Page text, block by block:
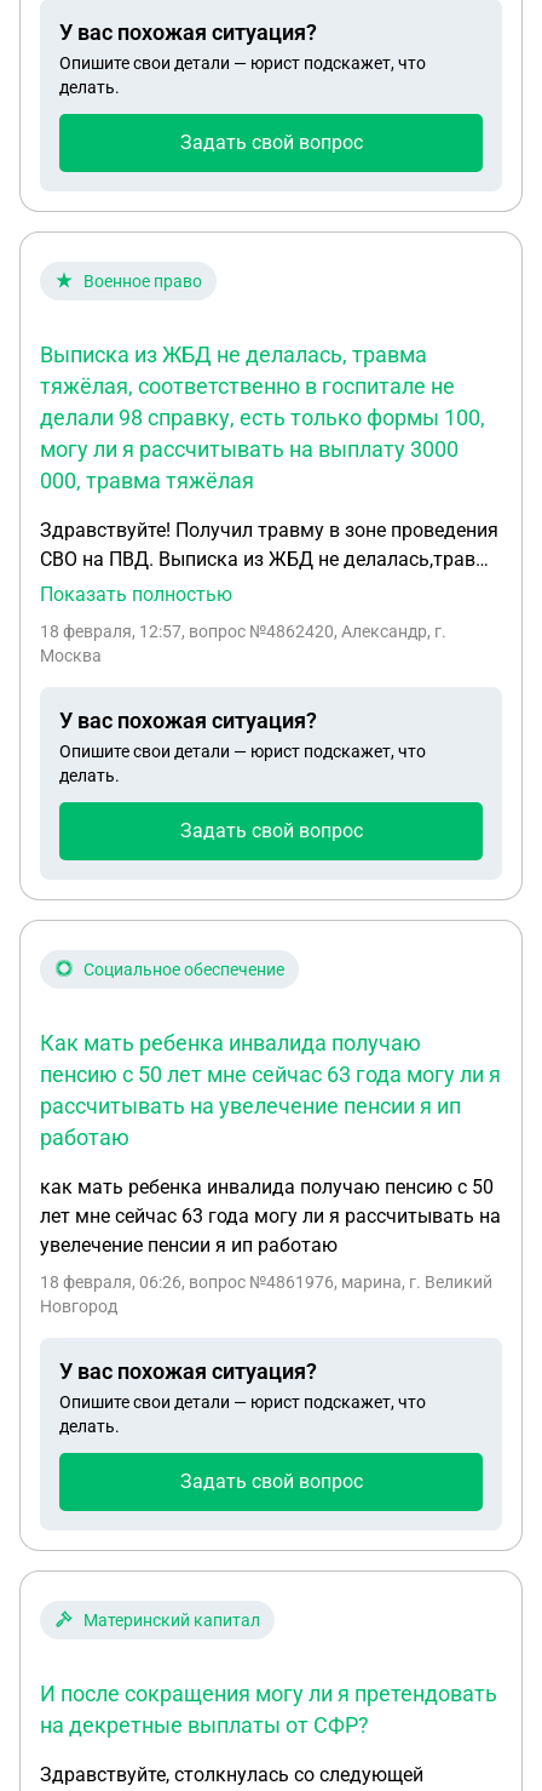
У вас похожая ситуация?
Опишите свои детали — юрист подскажет, что
делать.
Задать свой вопрос
Военное право
Выписка из ЖБД не делалась, травма
тяжёлая, соответственно в госпитале не
делали 98 справку, есть только формы 100,
могу ли я рассчитывать на выплату 3000
000, травма тяжёлая
Здравствуйте! Получил травму в зоне проведения
СВО на ПВД. Выписка из ЖБД не делалась,травма
тяжёлая, соответственно в госпитале не делали
рассчитывать на выплату 3000 000, травма
Показать полностью
18 февраля, 12:57, вопрос №4862420, Александр, г.
Москва
У вас похожая ситуация?
Опишите свои детали — юрист подскажет, что
делать.
Задать свой вопрос
Социальное обеспечение
Как мать ребенка инвалида получаю
пенсию с 50 лет мне сейчас 63 года могу ли я
рассчитывать на увелечение пенсии я ип
работаю
как мать ребенка инвалида получаю пенсию с 50
лет мне сейчас 63 года могу ли я рассчитывать на
увелечение пенсии я ип работаю
18 февраля, 06:26, вопрос №4861976, марина, г. Великий
Новгород
У вас похожая ситуация?
Опишите свои детали — юрист подскажет, что
делать.
Задать свой вопрос
Материнский капитал
И после сокращения могу ли я претендовать
на декретные выплаты от СФР?
Здравствуйте, столкнулась со следующей